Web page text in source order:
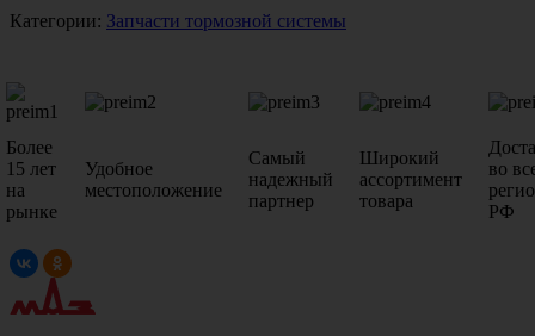
Категории: Запчасти тормозной системы
Более
15 лет
на
рынке
Удобное
местоположение
Самый
надежный
партнер
Широкий
ассортимент
товара
во
РФ